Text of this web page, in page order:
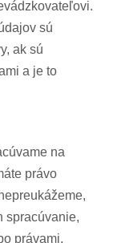
sú
ak sú
a je to
na
právo
spracúvanie,
právami,